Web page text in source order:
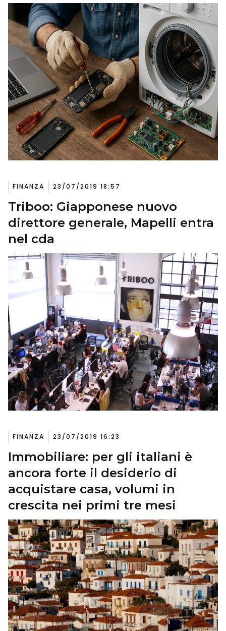
FINANZA 23/07/2019 18:57
Triboo: Giapponese nuovo
direttore generale, Mapelli entra
nel cda
FINANZA 23/07/2019 16:23
Immobiliare: per gli italiani è
ancora forte il desiderio di
acquistare casa, volumi in
crescita nei primi tre mesi